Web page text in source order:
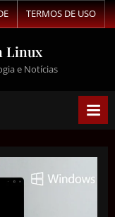
TERMOS DE USO
Linux
e Notícias